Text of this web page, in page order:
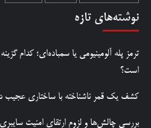
نوشته‌های تازه
ترمز پله آلومینیومی یا سمباده‌ای؛ کدام
است؟
کشف یک قمر ناشناخته با ساختاری عجیب
بررسی چالش‌ها و لزوم ارتقای امنیت